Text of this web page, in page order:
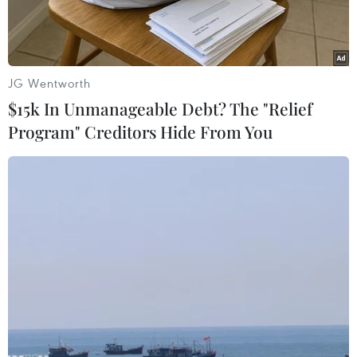
Luật Tài chính năm 2025 của Algieria, chính
phủ nước này đã quyết định miễn, giảm thuế
JG Wentworth
$15k In Unmanageable Debt? The "Relief
Program" Creditors Hide From You